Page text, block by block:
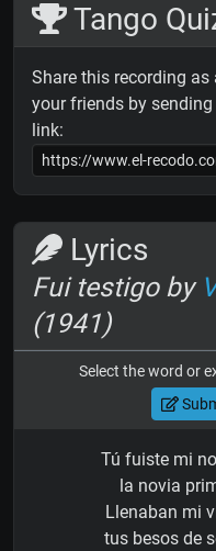
Tango
Share this recording as
your friends by
link:
Lyrics
Fui testigo by
(1941)
Select the word or
Tú fuiste mi
la novia
Llenaban mi
tus besos de